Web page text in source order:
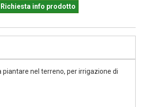
Richiesta info prodotto
piantare nel terreno, per irrigazione di